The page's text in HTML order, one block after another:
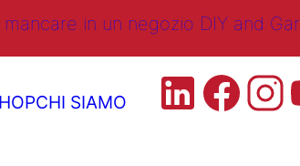
in un negozio DIY and
CHI SIAMO